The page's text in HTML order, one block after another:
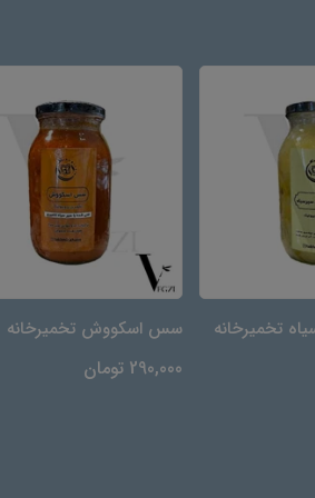
تخمیرخانه سس اسکووش تخمیرخانه
290,000 تومان